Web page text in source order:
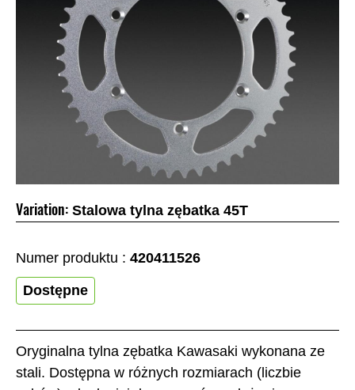
Oryginalna tylna zębatka Kawasaki wykonana ze
stali. Dostępna w różnych rozmiarach (liczbie
Variation: Stalowa tylna zębatka 45T
Numer produktu : 420411526
Dostępne